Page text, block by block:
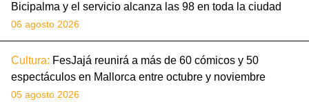
Bicipalma y el servicio alcanza las 98 en toda la ciudad
06 agosto 2026
Cultura: FesJajá reunirá a más de 60 cómicos y 50
espectáculos en Mallorca entre octubre y noviembre
05 agosto 2026